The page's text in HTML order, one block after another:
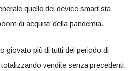
quello dei device smart sta
di acquisti della pandemia.
giovato più di tutti del periodo di
vendite senza precedenti,